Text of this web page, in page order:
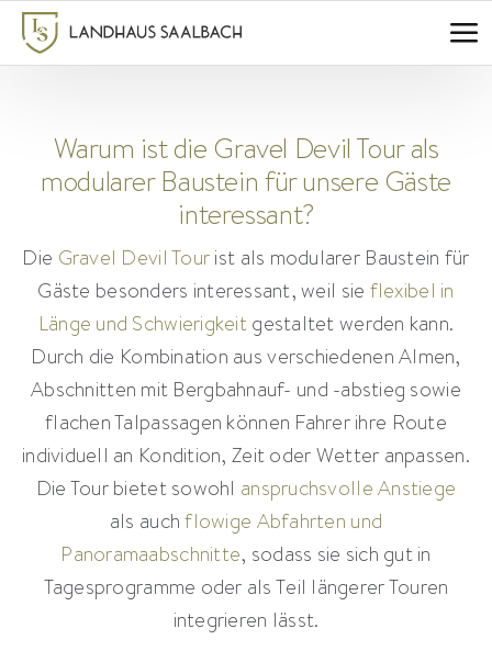
Zum
Inhalt
Warum ist die Gravel Devil Tour als
modularer Baustein für unsere Gäste
interessant?
Die Gravel Devil Tour ist als modularer Baustein für
Gäste besonders interessant, weil sie flexibel in
Länge und Schwierigkeit gestaltet werden kann.
Durch die Kombination aus verschiedenen Almen,
Abschnitten mit Bergbahnauf- und -abstieg sowie
flachen Talpassagen können Fahrer ihre Route
individuell an Kondition, Zeit oder Wetter anpassen.
Die Tour bietet sowohl anspruchsvolle Anstiege
als auchflowige Abfahrten und
Panoramaabschnitte, sodass sie sich gut in
Tagesprogramme oder als Teil längerer Touren
integrieren lässt.